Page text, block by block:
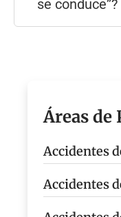
se conduce”?
Áreas de
Accidentes
Accidentes